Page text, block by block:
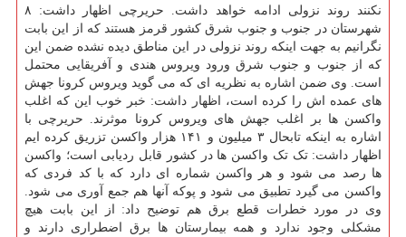
نکنند روند نزولی ادامه خواهد داشت. حریرچی اظهار داشت: ۸
شهرستان در جنوب و جنوب شرق کشور قرمز هستند که از این بابت
نگرانیم به جهت اینکه روند نزولی در این مناطق دیده نشده ضمن این
که از جنوب و جنوب شرق ورود ویروس هندی و آفریقایی محتمل
است. وی ضمن اشاره به نظریه ای که می گوید ویروس کرونا جهش
های عمده اش را کرده است، اظهار داشت: خبر خوب این که اغلب
واکسن ها بر اغلب جهش های ویروس کرونا موثرند. حریرچی با
اشاره به اینکه تابحال ۳ میلیون و ۱۴۱ هزار واکسن تزریق کرده ایم
اظهار داشت: تک تک واکسن ها در کشور قابل ردیابی است؛ واکسن
ها رصد می شود و هر واکسن شماره ای دارد که با کد فردی که
واکسن می گیرد تطبیق می شود و پوکه آنها هم جمع آوری می شود.
وی در مورد خطرات قطع برق هم توضیح داد: از این بابت هیچ
مشکلی وجود ندارد و همه بیمارستان ها برق اضطراری دارند و